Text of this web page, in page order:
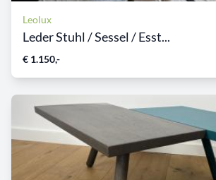
Leolux
Leder Stuhl / Sessel / Esst...
€ 1.150,-